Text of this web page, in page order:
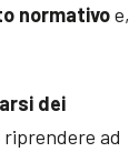
normativoe,
dei
ad